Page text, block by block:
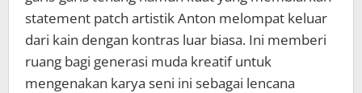
statement patch artistik Anton melompat keluar
dari kain dengan kontras luar biasa. Ini memberi
ruang bagi generasi muda kreatif untuk
mengenakan karya seni ini sebagai lencana